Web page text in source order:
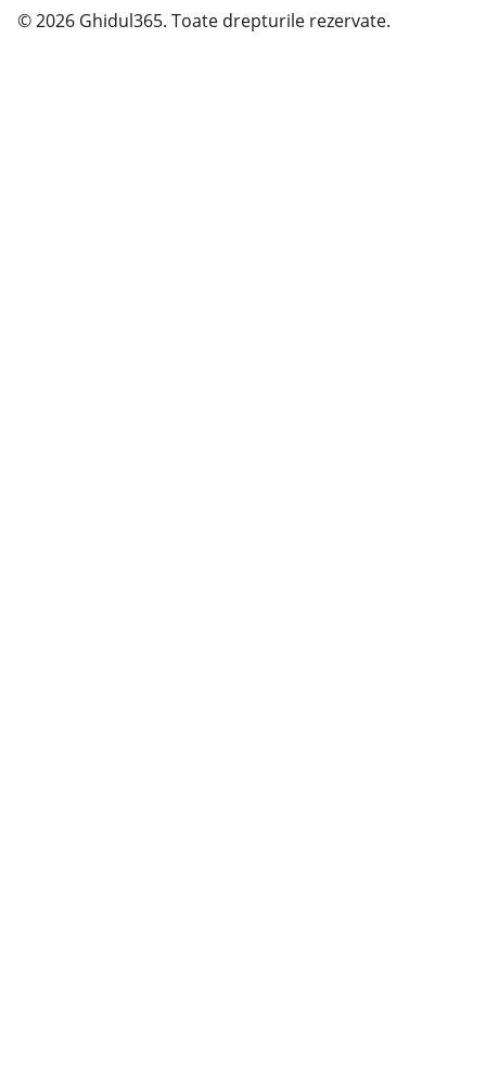
© 2026 Ghidul365. Toate drepturile rezervate.